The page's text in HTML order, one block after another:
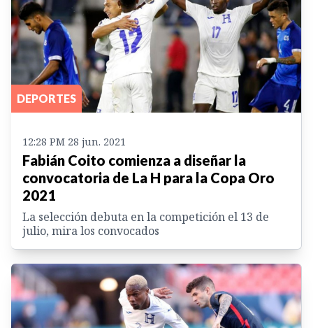
DEPORTES
12:28 PM 28 jun. 2021
Fabián Coito comienza a diseñar la
convocatoria de La H para la Copa Oro
2021
La selección debuta en la competición el 13 de
julio, mira los convocados